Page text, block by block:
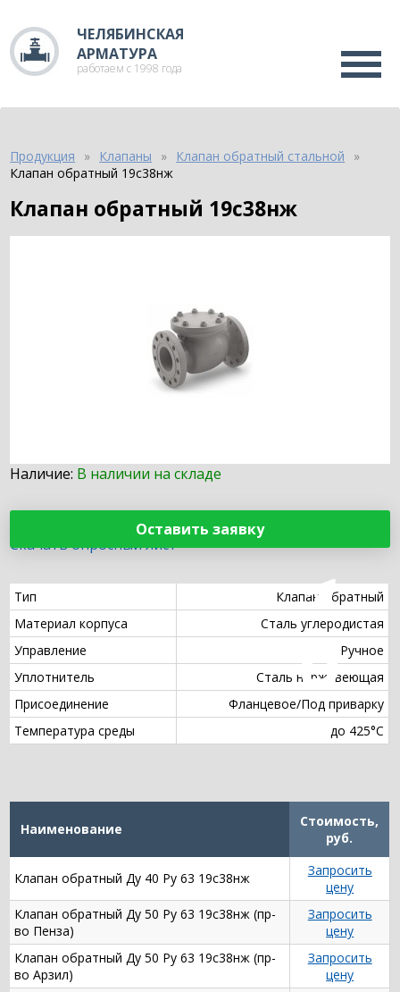
ЧЕЛЯБИНСКАЯ
АРМАТУРА
работаем с 1998 года
Продукция Клапаны
Клапан обратный стальной
Клапан обратный 19с38нж
Клапан обратный 19с38нж
Наличие: В наличии на складе
Оставить заявку
Скачать опросный лист
Тип
Клапан обратный
Материал корпуса
Сталь углеродистая
Управление
Ручное
Уплотнитель
Сталь нержавеющая
Присоединение
Фланцевое/Под приварку
Температура среды
до 425°С
Наименование
Стоимость,
руб.
Клапан обратный Ду 40 Ру 63 19с38нж
Запросить
цену
Клапан обратный Ду 50 Ру 63 19с38нж (пр-
во Пенза)
Запросить
цену
Клапан обратный Ду 50 Ру 63 19с38нж (пр-
во Арзил)
Запросить
цену